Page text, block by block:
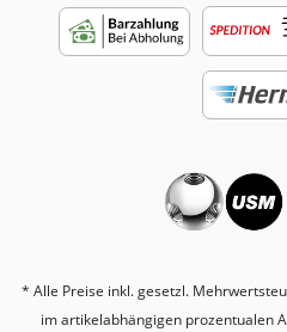
* Alle Preise inkl. gesetzl.
im artikelabhängigen prozentualen